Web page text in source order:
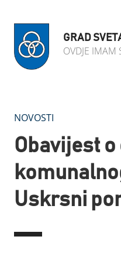
GRAD
OVDJE IMAM
NOVOSTI
Obavijest o
Uskrsni